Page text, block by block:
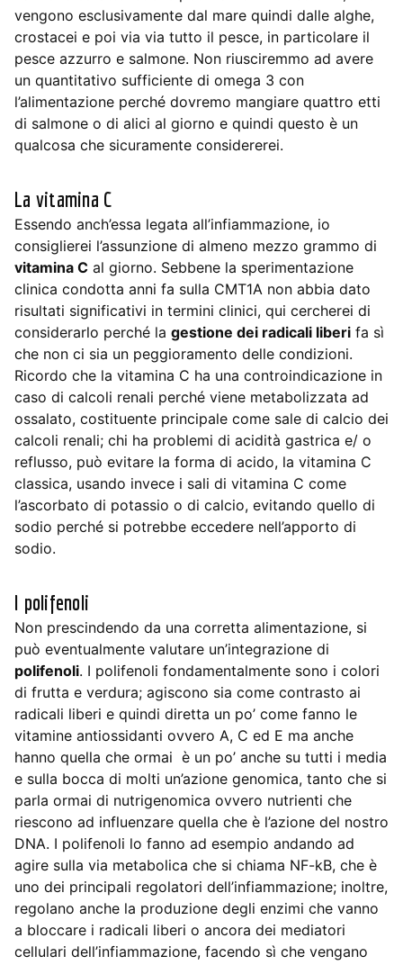
vengono esclusivamente dal mare quindi dalle alghe,
crostacei e poi via via tutto il pesce, in particolare il
pesce azzurro e salmone. Non riusciremmo ad avere
un quantitativo sufficiente di omega 3 con
l’alimentazione perché dovremo mangiare quattro etti
di salmone o di alici al giorno e quindi questo è un
qualcosa che sicuramente considererei.
La vitamina C
Essendo anch’essa legata all’infiammazione, io
consiglierei l’assunzione di almeno mezzo grammo di
vitamina C al giorno. Sebbene la sperimentazione
clinica condotta anni fa sulla CMT1A non abbia dato
risultati significativi in termini clinici, qui cercherei di
considerarlo perché la gestione dei radicali liberi fa sì
che non ci sia un peggioramento delle condizioni.
Ricordo che la vitamina C ha una controindicazione in
caso di calcoli renali perché viene metabolizzata ad
ossalato, costituente principale come sale di calcio dei
calcoli renali; chi ha problemi di acidità gastrica e/ o
reflusso, può evitare la forma di acido, la vitamina C
classica, usando invece i sali di vitamina C come
l’ascorbato di potassio o di calcio, evitando quello di
sodio perché si potrebbe eccedere nell’apporto di
sodio.
I polifenoli
Non prescindendo da una corretta alimentazione, si
può eventualmente valutare un’integrazione di
polifenoli. I polifenoli fondamentalmente sono i colori
di frutta e verdura; agiscono sia come contrasto ai
radicali liberi e quindi diretta un po’ come fanno le
vitamine antiossidanti ovvero A, C ed E ma anche
hanno quella che ormai è un po’ anche su tutti i media
e sulla bocca di molti un’azione genomica, tanto che si
parla ormai di nutrigenomica ovvero nutrienti che
riescono ad influenzare quella che è l’azione del nostro
DNA. I polifenoli lo fanno ad esempio andando ad
agire sulla via metabolica che si chiama NF-kB, che è
uno dei principali regolatori dell’infiammazione; inoltre,
regolano anche la produzione degli enzimi che vanno
a bloccare i radicali liberi o ancora dei mediatori
cellulari dell’infiammazione, facendo sì che vengano